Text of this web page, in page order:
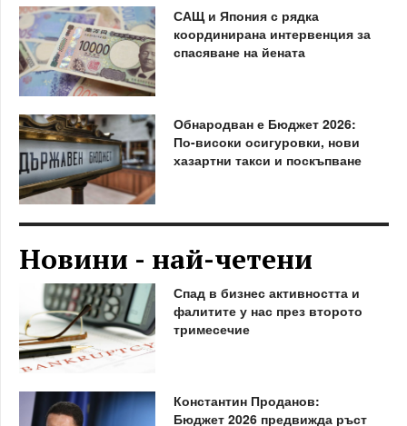
САЩ и Япония с рядка
координирана интервенция за
спасяване на йената
Обнародван е Бюджет 2026:
По-високи осигуровки, нови
хазартни такси и поскъпване
Новини - най-четени
Спад в бизнес активността и
фалитите у нас през второто
тримесечие
Константин Проданов:
Бюджет 2026 предвижда ръст